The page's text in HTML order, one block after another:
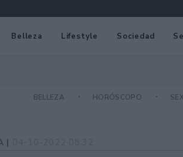
Belleza Lifestyle Sociedad
BELLEZA HORÓSCOPO
|